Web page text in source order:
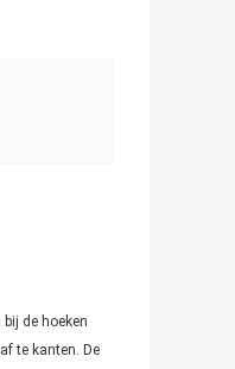
de hoeken
te kanten. De